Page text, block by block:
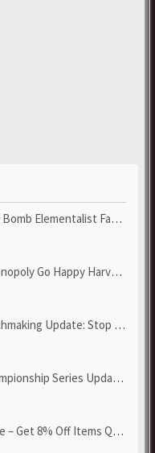
Fast - Grab POE Curren...
Harvest with Looney Tun...
Stop Failed - Grab Bluep...
Series Update! Get Cheap & ...
Off Items Quickly to Test ...